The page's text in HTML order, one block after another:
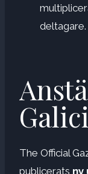
deltagare.
The Official
publicerats ny